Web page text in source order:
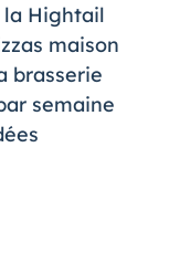
la Hightail
maison
brasserie
semaine